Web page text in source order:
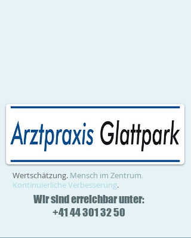
Wertschätzung. Mensch im Zentrum.
Kontinuierliche Verbesserung.
Wir sind erreichbar unter:
+41 44 301 32 50